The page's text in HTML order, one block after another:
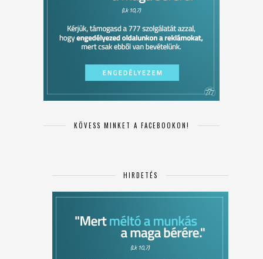
KÖVESS MINKET A FACEBOOKON!
HIRDETÉS